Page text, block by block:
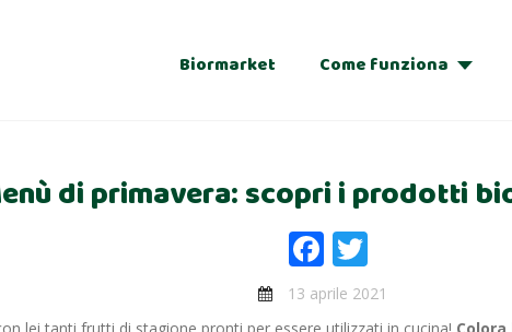
Biormarket Come funziona
Regalo
di primavera: scopri i prodotti
Facebook
13 aprile 2021
lei tanti frutti di stagione pronti per essere utilizzati in cucina!